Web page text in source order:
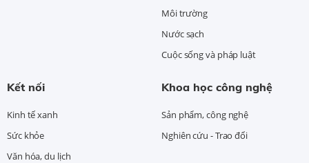
Môi trường
Nước sạch
Cuộc sống và pháp luật
Kết nối
Kinh tế xanh
Sức khỏe
Văn hóa, du lịch
Khoa học công nghệ
Sản phẩm, công nghệ
Nghiên cứu - Trao đổi